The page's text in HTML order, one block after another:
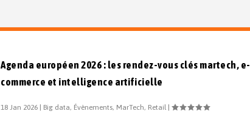
Agenda européen 2026 : les rendez-vous clés martech, e-
commerce et intelligence artificielle
18 Jan 2026 Big data, Évènements, MarTech, Retail |